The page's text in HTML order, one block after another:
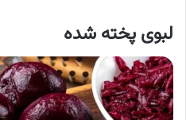
لبوی پخته شده